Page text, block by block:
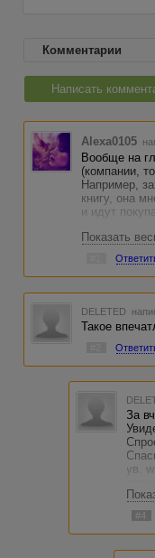
Комментарии
Написать
Alexa0105
Вообще на
(компании,
Например,
книгу, она
и идут
Показать
DELETED
Такое
За
ув.
Ваш
#4